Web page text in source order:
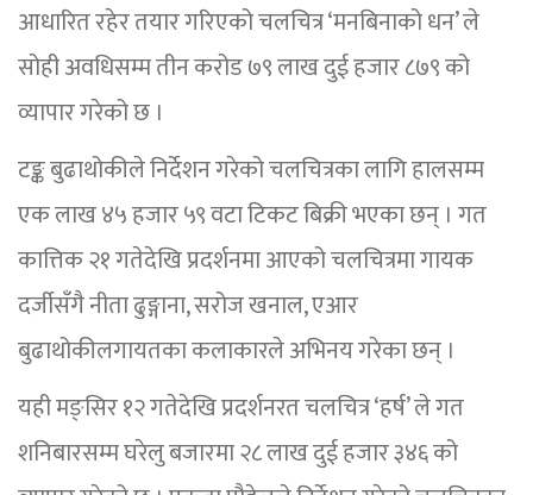
आधारित रहेर तयार गरिएको चलचित्र ‘मनबिनाको धन’ ले
सोही अवधिसम्म तीन करोड ७९ लाख दुई हजार ८७९ को
व्यापार गरेको छ ।
टङ्क बुढाथोकीले निर्देशन गरेको चलचित्रका लागि हालसम्म
एक लाख ४५ हजार ५९ वटा टिकट बिक्री भएका छन् । गत
कात्तिक २१ गतेदेखि प्रदर्शनमा आएको चलचित्रमा गायक
दर्जीसँगै नीता ढुङ्गाना, सरोज खनाल, एआर
बुढाथोकीलगायतका कलाकारले अभिनय गरेका छन् ।
यही मङ्सिर १२ गतेदेखि प्रदर्शनरत चलचित्र ‘हर्ष’ ले गत
शनिबारसम्म घरेलु बजारमा २८ लाख दुई हजार ३४६ को